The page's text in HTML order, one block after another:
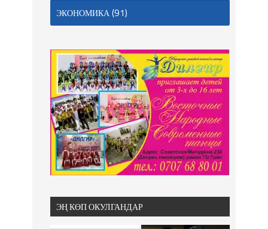
ЭКОНОМИКА(91)
ЭҢ КӨП ОКУЛГАНДАР